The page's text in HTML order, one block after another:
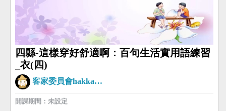
四縣-這樣穿好舒適啊：百句生活實用語練習
_衣(四)
客家委員會hakkaman
開課期間：未設定